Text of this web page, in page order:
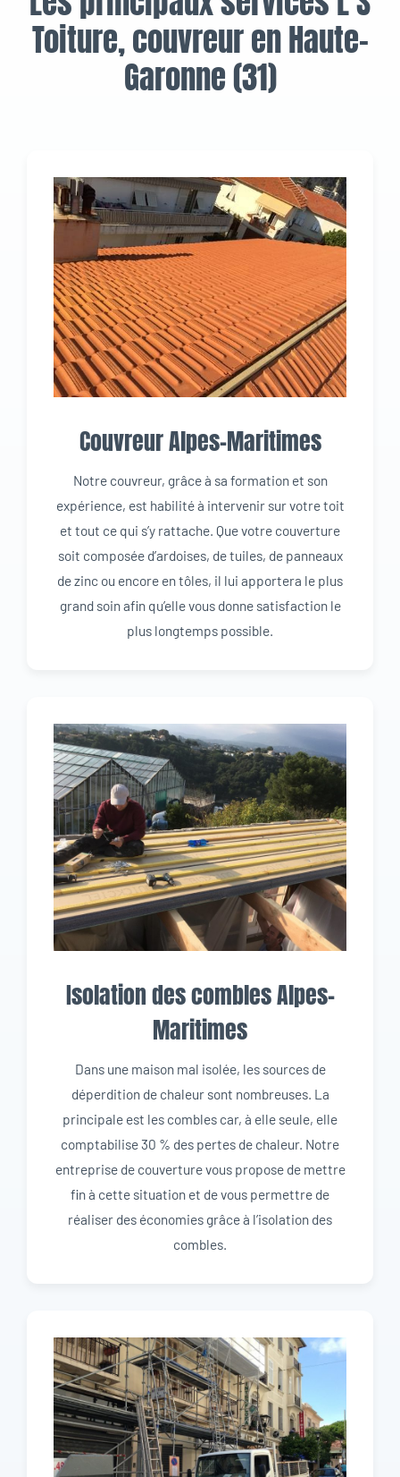
Toiture, couvreur en Haute-
Garonne (31)
Couvreur Alpes-Maritimes
Notre couvreur, grâce à sa formation et son
expérience, est habilité à intervenir sur votre toit
et tout ce qui s’y rattache. Que votre couverture
soit composée d’ardoises, de tuiles, de panneaux
de zinc ou encore en tôles, il lui apportera le plus
grand soin afin qu’elle vous donne satisfaction le
plus longtemps possible.
Isolation des combles Alpes-
Maritimes
Dans une maison mal isolée, les sources de
déperdition de chaleur sont nombreuses. La
principale est les combles car, à elle seule, elle
comptabilise 30 % des pertes de chaleur. Notre
entreprise de couverture vous propose de mettre
fin à cette situation et de vous permettre de
réaliser des économies grâce à l’isolation des
combles.